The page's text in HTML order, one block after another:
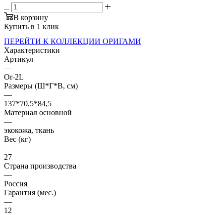
В корзину
Купить в 1 клик
ПЕРЕЙТИ К КОЛЛЕКЦИИ ОРИГАМИ
Характеристики
Артикул
—
Or-2L
Размеры (Ш*Г*В, см)
—
137*70,5*84,5
Материал основной
—
экокожа, ткань
Вес (кг)
—
27
Страна производства
—
Россия
Гарантия (мес.)
—
12